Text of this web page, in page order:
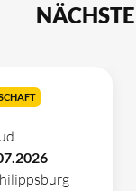
NÄCHSTE